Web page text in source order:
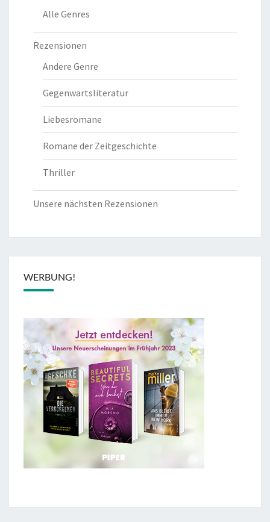
Alle Genres
Rezensionen
Andere Genre
Gegenwartsliteratur
Liebesromane
Romane der Zeitgeschichte
Thriller
Unsere nächsten Rezensionen
WERBUNG!